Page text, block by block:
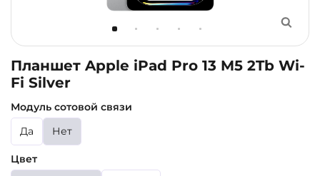
Планшет Apple iPad Pro 13 M5 2Tb Wi-
Fi Silver
Модуль сотовой связи
Да
Нет
Цвет